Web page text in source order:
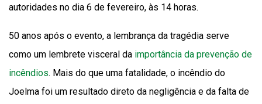
autoridades no dia 6 de fevereiro, às 14 horas.
50 anos após o evento, a lembrança da tragédia serve
como um lembrete visceral da importância da prevenção de
incêndios. Mais do que uma fatalidade, o incêndio do
Joelma foi um resultado direto da negligência e da falta de